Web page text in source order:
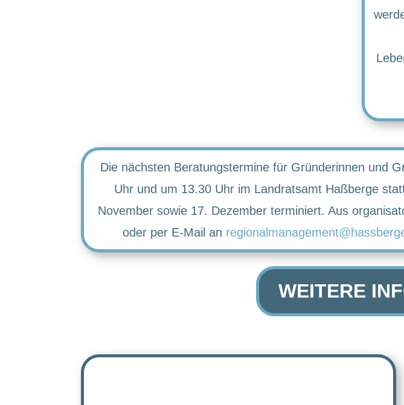
Die nächsten Beratungstermine für Gründerinnen und
Uhr und um 13.30 Uhr im Landratsamt Haßberge
November sowie 17. Dezember terminiert. Aus
oder per E-Mail an
WEITERE